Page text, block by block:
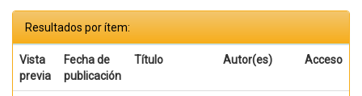
Resultados por ítem:
Vista
previa
Fecha de
publicación
Título Autor(es) Acceso